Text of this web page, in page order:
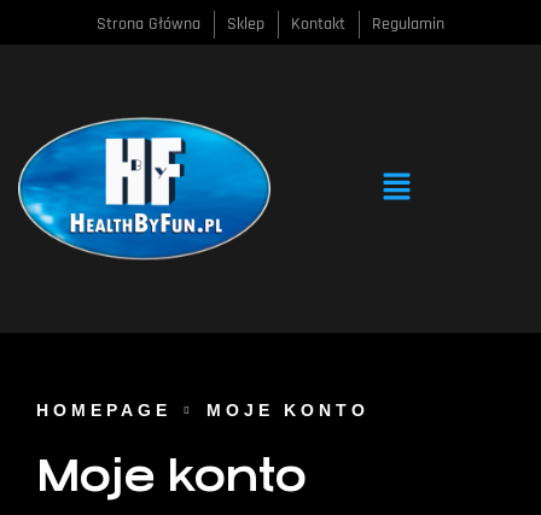
Strona Główna Sklep Kontakt Regulamin
HOMEPAGE MOJE KONTO
Moje konto